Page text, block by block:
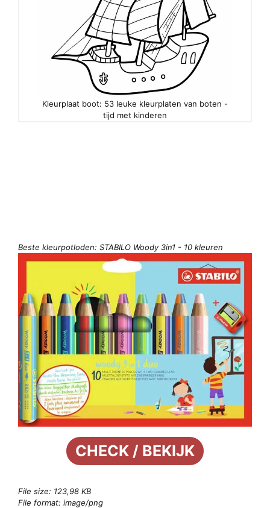
Kleurplaat boot: 53 leuke kleurplaten van boten -
tijd met kinderen
Beste kleurpotloden: STABILO Woody 3in1 - 10 kleuren
CHECK / BEKIJK
File size: 123,98 KB
File format: image/png